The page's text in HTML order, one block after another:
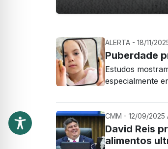
ALERTA - 18/11/
Puberdade
Estudos
especialmente
CMM - 12/09/2025
David Reis
alimentos